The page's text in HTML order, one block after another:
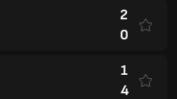
2
0
1
4